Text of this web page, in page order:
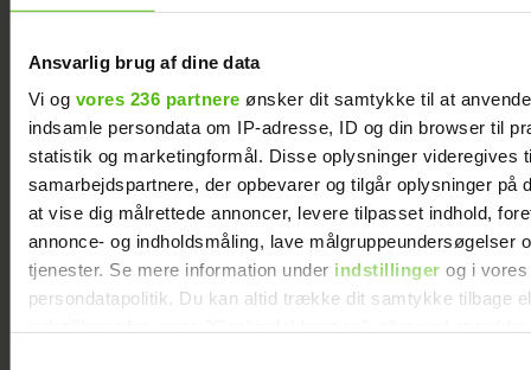
Ansvarlig brug af dine data
Vi og vores 236 partnere ønsker dit samtykke til at
indsamle persondata om IP-adresse, ID og din browser til
statistik og marketingformål. Disse oplysninger videregives
samarbejdspartnere, der opbevarer og tilgår oplysninger på
at vise dig målrettede annoncer, levere tilpasset indhold,
annonce- og indholdsmåling, lave målgruppeundersøgelser
tjenester. Se mere information under indstillinger og i vores
persondatapolitik. Du kan altid trække dit samtykke tilbage